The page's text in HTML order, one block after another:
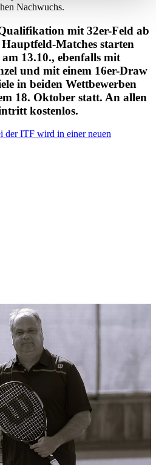
fest.
Inhalte und Anzeigen zu
für soziale Medien anbieten
auf unsere Website zu
wir Informationen zu Ihrer
an unsere Partner für
und Analysen weiter. Unsere
möglicherweise mit
Ihrer Nutzung der Dienste
Nachwuchs.
mit 32er-Feld ab
Matches starten
13.10., ebenfalls mit
und mit einem 16er-Draw
in beiden Wettbewerben
18. Oktober statt. An allen
kostenlos.
der ITF wird in einer neuen